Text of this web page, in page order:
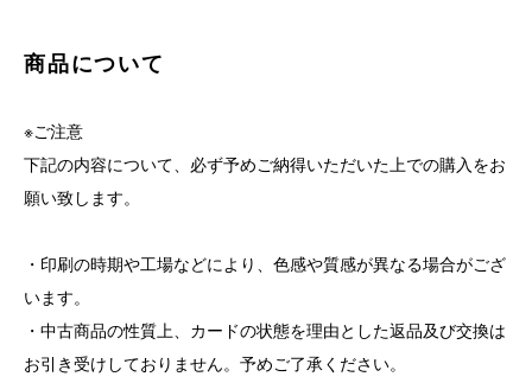
商品について
※ご注意
下記の内容について、必ず予めご納得いただいた上での購入をお
願い致します。
・印刷の時期や工場などにより、色感や質感が異なる場合がござ
います。
・中古商品の性質上、カードの状態を理由とした返品及び交換は
お引き受けしておりません。予めご了承ください。